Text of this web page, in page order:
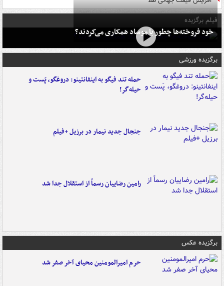
فیلم برگزیده
خود فروخته‌ها چطور با موساد همکاری می‌کردند؟
برگزیده ورزشی
حمله تند فیگو به اینفانتینو: دروغگو، پَست‌ و
حیله‌گر!
جنجال جدید نیمار در برزیل +فیلم
رامین رضاییان رسماً از استقلال جدا شد
برگزیده عکس
حرم امیرالمومنین محیای آخر صفر شد